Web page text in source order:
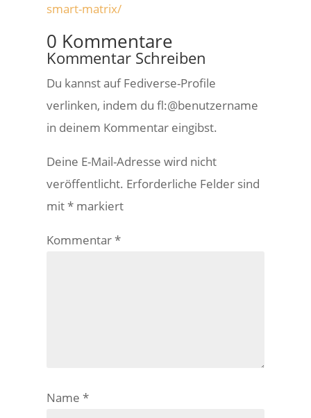
smart-matrix/
0 Kommentare
Kommentar Schreiben
Du kannst auf Fediverse-Profile
verlinken, indem du fl:@benutzername
in deinem Kommentar eingibst.
Deine E-Mail-Adresse wird nicht
veröffentlicht. Erforderliche Felder sind
mit* markiert
Kommentar*
Name*